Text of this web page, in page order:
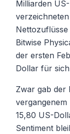
Milliarden
Bitwise
der ersten
Dollar für
Zwar gab der
15,80 US-
Sentiment